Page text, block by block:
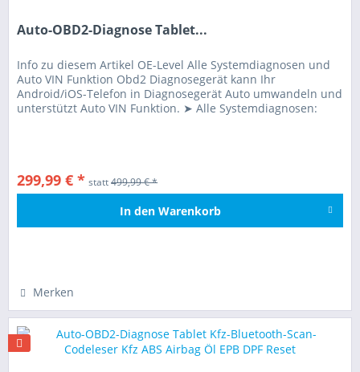
Auto-OBD2-Diagnose Tablet...
Info zu diesem Artikel OE-Level Alle Systemdiagnosen und
Auto VIN Funktion Obd2 Diagnosegerät kann Ihr
Android/iOS-Telefon in Diagnosegerät Auto umwandeln und
unterstützt Auto VIN Funktion. ➤ Alle Systemdiagnosen:
299,99 € * statt499,99 € *
In den Warenkorb
Merken